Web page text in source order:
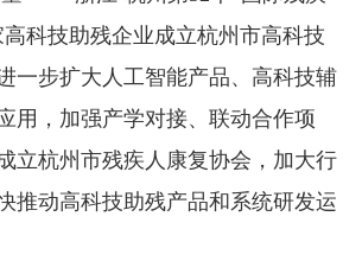
高科技助残企业成立杭州市高科技
一步扩大人工智能产品、高科技辅
用，加强产学对接、联动合作项
立杭州市残疾人康复协会，加大行
推动高科技助残产品和系统研发运